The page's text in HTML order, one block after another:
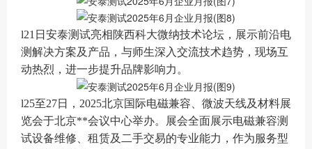
l21日安泰测试亮相陕西科大微纳技术论坛，展示前沿电
测解决方案及产品，与师生深入交流技术趋势，现场互
动热烈，进一步提升品牌影响力。
l25至27日，2025北京国际电磁兼容、微波天线及材料展
览会于北京**会议中心举办。展会全面展示电磁兼容测
试设备维修、租赁及二手交易的专业能力，作为服务型